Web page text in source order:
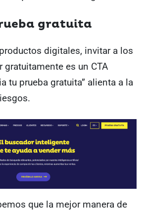
gratuita
digitales, invitar a los
gratuitamente es un CTA
tu prueba gratuita” alienta a la
que la mejor manera de